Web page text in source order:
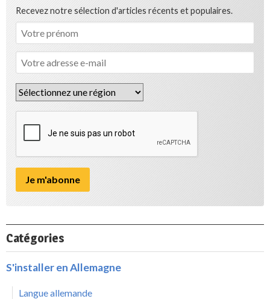
Recevez notre sélection d'articles récents et populaires.
Catégories
S'installer en Allemagne
Langue allemande